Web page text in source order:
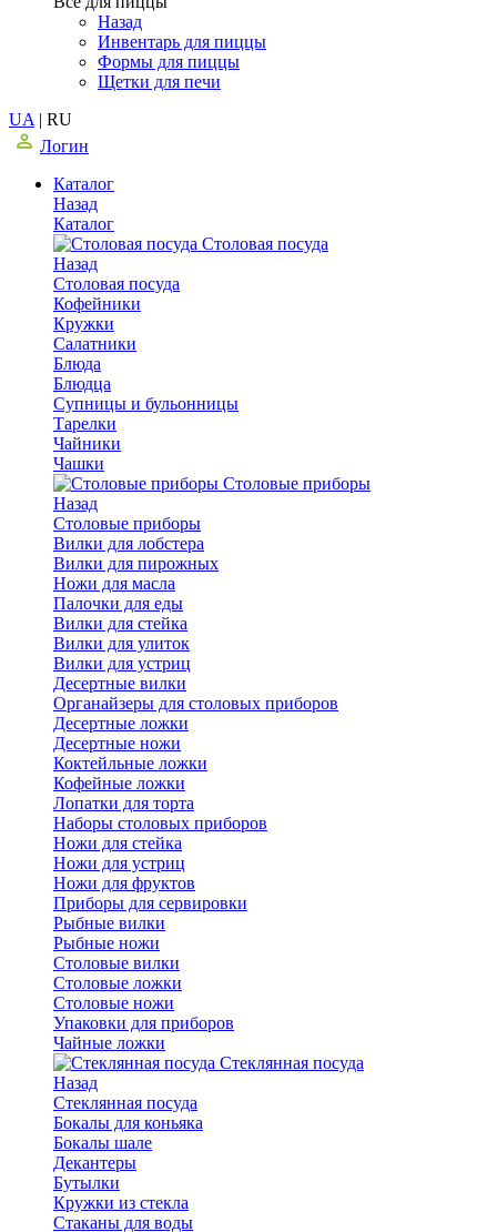
Назад
Инвентарь для пиццы
Формы для пиццы
Щетки для печи
UA | RU
Логин
Каталог
Назад
Каталог
Столовая посуда
Назад
Столовая посуда
Кофейники
Кружки
Салатники
Блюда
Блюдца
Супницы и бульонницы
Тарелки
Чайники
Чашки
Cтоловые приборы
Назад
Cтоловые приборы
Вилки для лобстера
Вилки для пирожных
Ножи для масла
Палочки для еды
Вилки для стейка
Вилки для улиток
Вилки для устриц
Десертные вилки
Органайзеры для столовых приборов
Десертные ложки
Десертные ножи
Коктейльные ложки
Кофейные ложки
Лопатки для торта
Наборы столовых приборов
Ножи для стейка
Ножи для устриц
Ножи для фруктов
Приборы для сервировки
Рыбные вилки
Рыбные ножи
Столовые вилки
Столовые ложки
Столовые ножи
Упаковки для приборов
Чайные ложки
Стеклянная посуда
Назад
Стеклянная посуда
Бокалы для коньяка
Бокалы шале
Декантеры
Бутылки
Кружки из стекла
Стаканы для воды